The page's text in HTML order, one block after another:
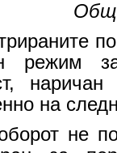
режим
на
не